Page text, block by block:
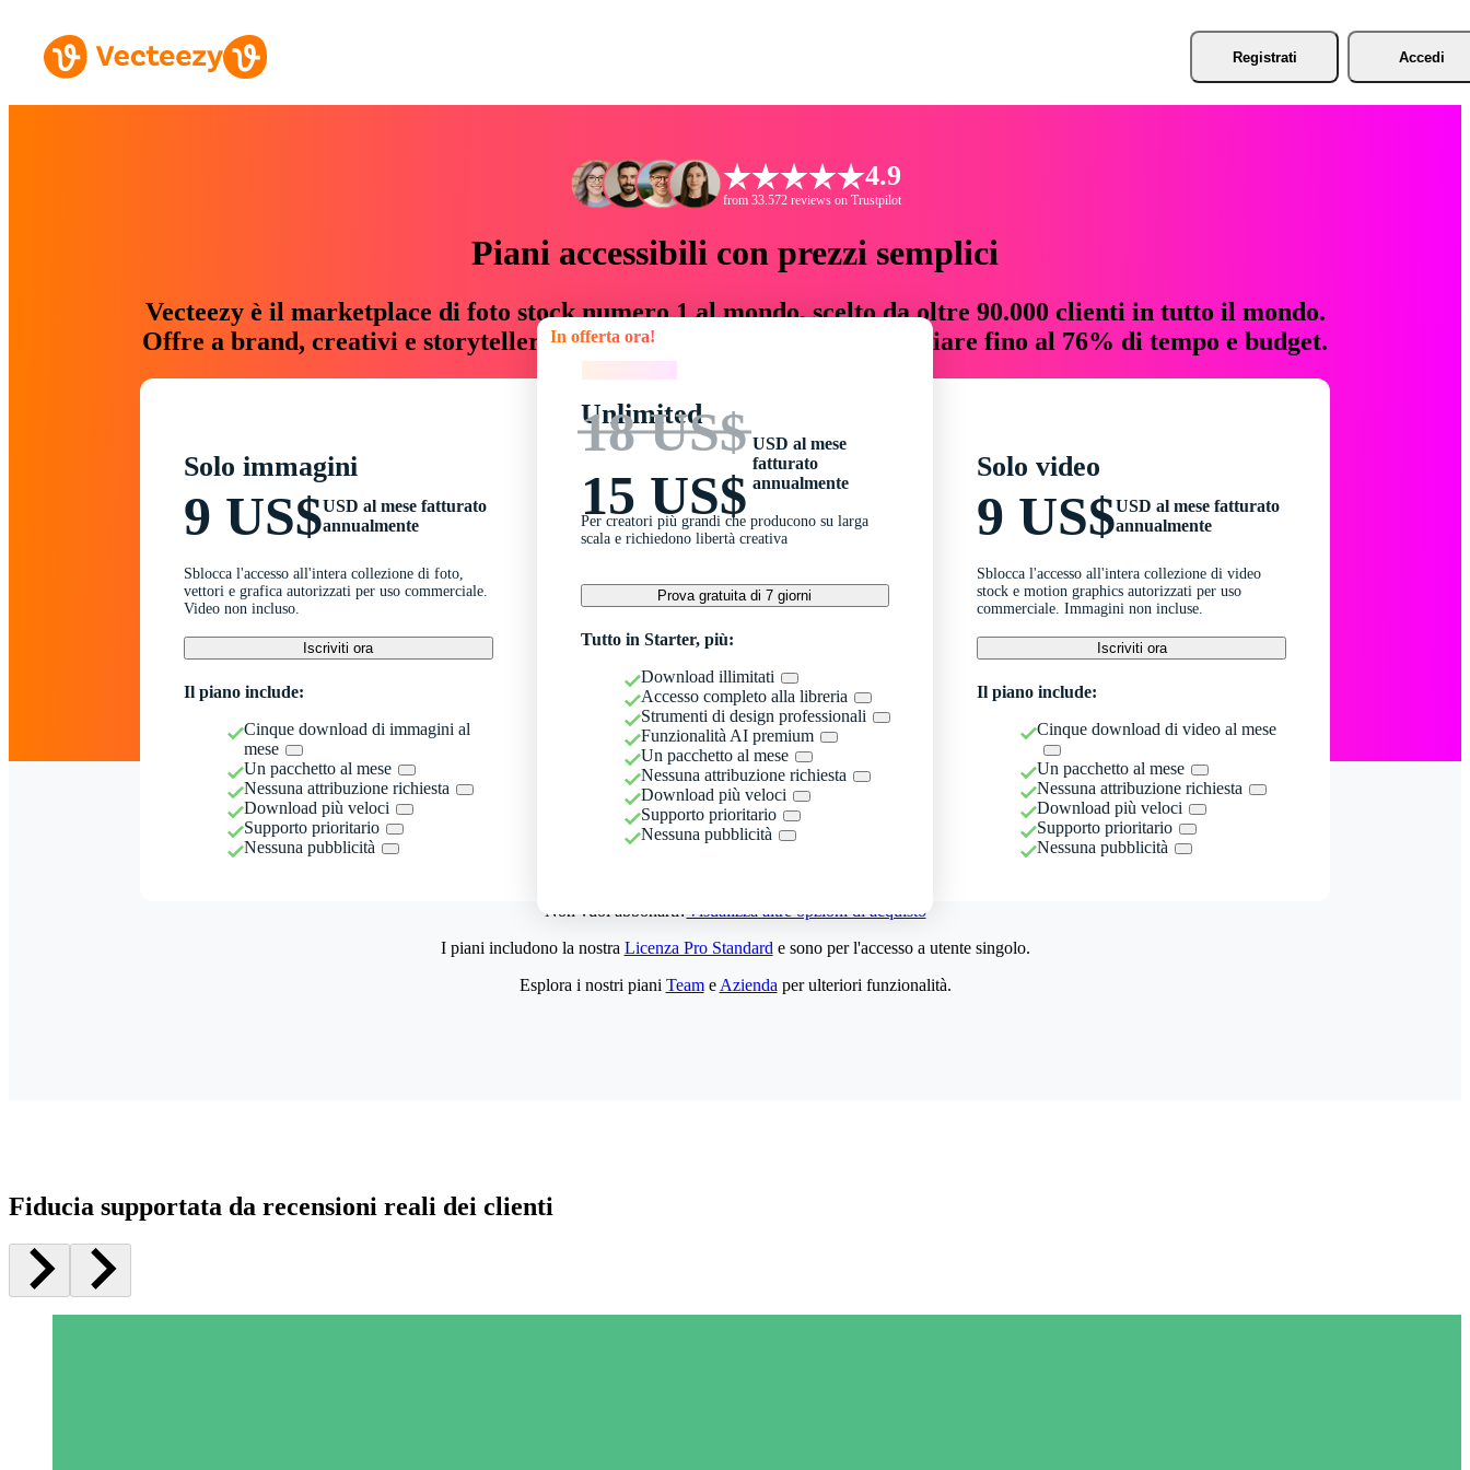
Registrati Accedi
4.9
from 33.572 reviews on Trustpilot
Piani accessibili con prezzi semplici
Vecteezy è il marketplace di foto stock numero 1 al mondo, scelto da oltre 90.000 clienti in tutto il mondo.
Offre a brand, creativi e storyteller risorse creative che fanno risparmiare fino al 76% di tempo e budget.
Solo immagini
9 US$USD al mese fatturato
annualmente
Sblocca l'accesso all'intera collezione di foto,
vettori e grafica autorizzati per uso commerciale.
Video non incluso.
Iscriviti ora
Il piano include:
Cinque download di immagini al
mese
Un pacchetto al mese
Nessuna attribuzione richiesta
Download più veloci
Supporto prioritario
Nessuna pubblicità
In offerta ora!
Unlimited
18 US$
15 US$
USD al mese
fatturato
annualmente
Per creatori più grandi che producono su larga
scala e richiedono libertà creativa
Prova gratuita di 7 giorni
Tutto in Starter, più:
Download illimitati
Accesso completo alla libreria
Strumenti di design professionali
Funzionalità AI premium
Un pacchetto al mese
Nessuna attribuzione richiesta
Download più veloci
Supporto prioritario
Nessuna pubblicità
Solo video
9 US$USD al mese fatturato
annualmente
Sblocca l'accesso all'intera collezione di video
stock e motion graphics autorizzati per uso
commerciale. Immagini non incluse.
Iscriviti ora
Il piano include:
Cinque download di video al mese
Un pacchetto al mese
Nessuna attribuzione richiesta
Download più veloci
Supporto prioritario
Nessuna pubblicità
Non vuoi abbonarti?Visualizza altre opzioni di acquisto
I piani includono la nostra Licenza Pro Standard e sono per l'accesso a utente singolo.
Esplora i nostri piani Teame Azienda per ulteriori funzionalità.
Fiducia supportata da recensioni reali dei clienti